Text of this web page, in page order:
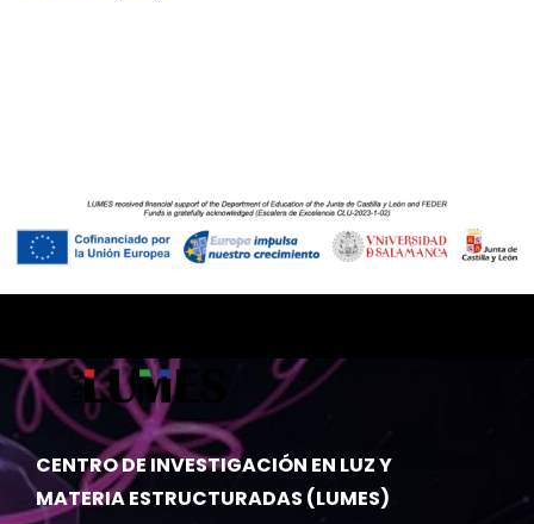
CENTRO DE INVESTIGACIÓN EN LUZ Y
MATERIA ESTRUCTURADAS (LUMES)